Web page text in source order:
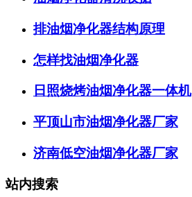
排油烟净化器结构原理
怎样找油烟净化器
日照烧烤油烟净化器一体机
平顶山市油烟净化器厂家
济南低空油烟净化器厂家
站内搜索